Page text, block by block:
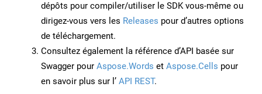
dépôts pour compiler/utiliser le SDK vous-même ou
dirigez-vous vers les Releases pour d’autres options
de téléchargement.
Consultez également la référence d’API basée sur
Swagger pour Aspose.Words et Aspose.Cells pour
en savoir plus sur l’ API REST.